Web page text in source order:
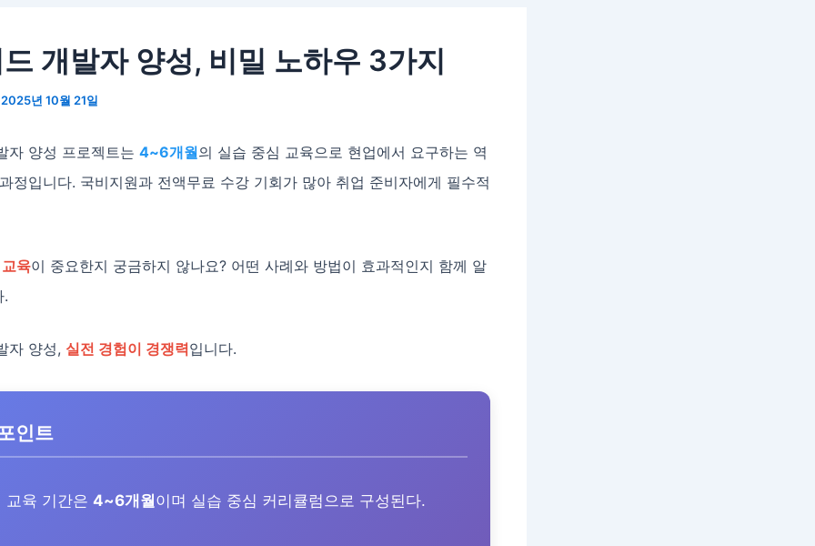
개발자 양성, 비밀 노하우 3가지
2025년 10월 21일
자 양성 프로젝트는 4~6개월의 실습 중심 교육으로 현업에서 요구하는 역
정입니다. 국비지원과 전액무료 수강 기회가 많아 취업 준비자에게 필수적
육이 중요한지 궁금하지 않나요? 어떤 사례와 방법이 효과적인지 함께 알
.
자 양성, 실전 경험이 경쟁력입니다.
인트
교육 기간은 4~6개월 이며 실습 중심 커리큘럼으로 구성된다.